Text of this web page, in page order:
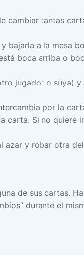
cambiar tantas
bajarla a la mesa
boca arriba o
jugador o suya)
por la
carta. Si no quiere
azar y robar otra
de sus cartas.
durante el